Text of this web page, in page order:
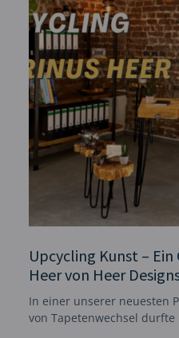
Upcycling Kunst –
Heer von Heer
In einer unserer neuesten
von Tapetenwechsel